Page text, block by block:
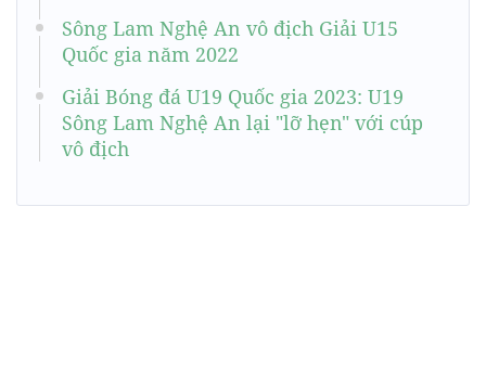
Sông Lam Nghệ An vô địch Giải U15
Quốc gia năm 2022
Giải Bóng đá U19 Quốc gia 2023: U19
Sông Lam Nghệ An lại "lỡ hẹn" với cúp
vô địch